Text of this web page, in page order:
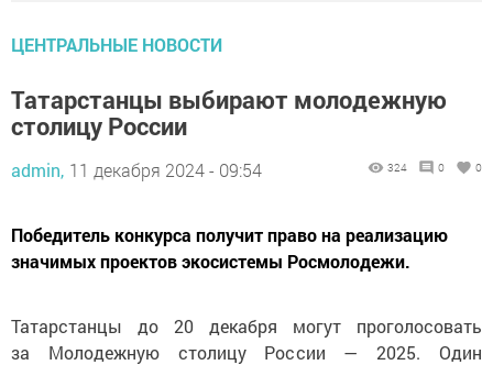
ЦЕНТРАЛЬНЫЕ НОВОСТИ
Татарстанцы выбирают молодежную
столицу России
admin, 11 декабря 2024 - 09:54 324 0 0
Победитель конкурса получит право на реализацию
значимых проектов экосистемы Росмолодежи.
Татарстанцы до 20 декабря могут проголосовать
за Молодежную столицу России — 2025. Один